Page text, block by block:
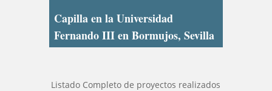
Capilla en la Universidad
Fernando III en Bormujos, Sevilla
Listado Completo de proyectos realizados